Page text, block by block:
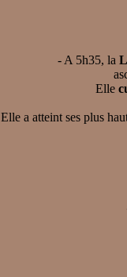
- A 5h35, la
Elle
Elle a atteint ses plus